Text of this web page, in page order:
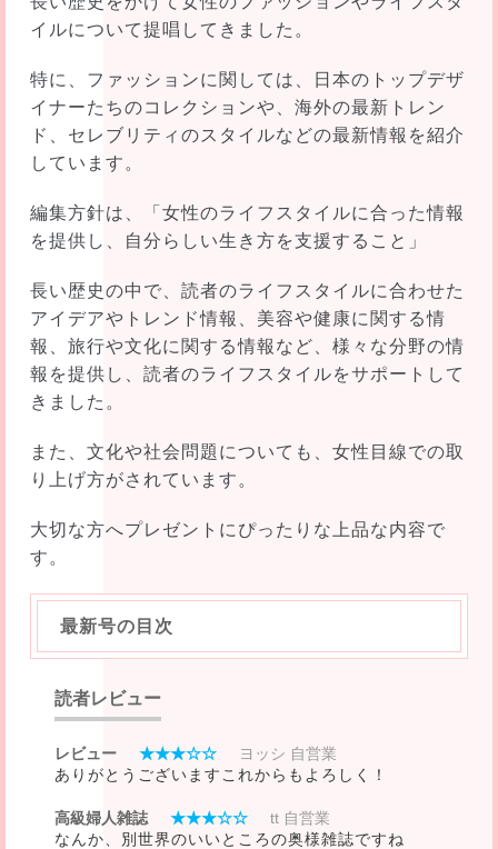
イルについて提唱してきました。
特に、ファッションに関しては、日本のトップデザ
イナーたちのコレクションや、海外の最新トレン
ド、セレブリティのスタイルなどの最新情報を紹介
しています。
編集方針は、「女性のライフスタイルに合った情報
を提供し、自分らしい生き方を支援すること」
長い歴史の中で、読者のライフスタイルに合わせた
アイデアやトレンド情報、美容や健康に関する情
報、旅行や文化に関する情報など、様々な分野の情
報を提供し、読者のライフスタイルをサポートして
きました。
また、文化や社会問題についても、女性目線での取
り上げ方がされています。
大切な方へプレゼントにぴったりな上品な内容で
す。
最新号の目次
読者レビュー
レビュー ★★★☆☆
ヨッシ 自営業
ありがとうございますこれからもよろしく！
高級婦人雑誌 ★★★☆☆
tt 自営業
なんか、別世界のいいところの奥様雑誌ですね